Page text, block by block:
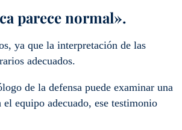
parece normal».
ya que la interpretación de las
adecuados.
de la defensa puede examinar una
equipo adecuado, ese testimonio